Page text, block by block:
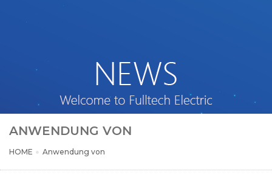
ANWENDUNG VON
HOME Anwendung von